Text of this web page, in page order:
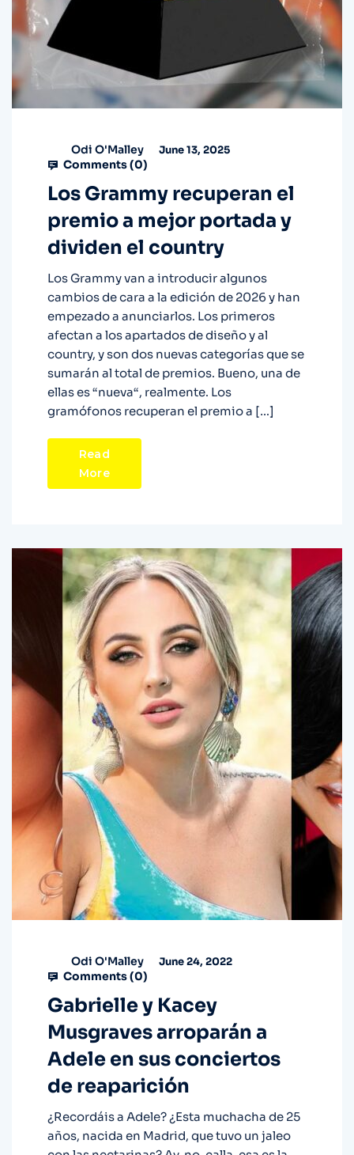
Odi O'Malley June 13, 2025
Comments (0)
Los Grammy recuperan el
premio a mejor portada y
dividen el country
Los Grammy van a introducir algunos
cambios de cara a la edición de 2026 y han
empezado a anunciarlos. Los primeros
afectan a los apartados de diseño y al
country, y son dos nuevas categorías que se
sumarán al total de premios. Bueno, una de
ellas es “nueva“, realmente. Los
gramófonos recuperan el premio a […]
Read
More
Odi O'Malley June 24, 2022
Comments (0)
Gabrielle y Kacey
Musgraves arroparán a
Adele en sus conciertos
de reaparición
¿Recordáis a Adele? ¿Esta muchacha de 25
años, nacida en Madrid, que tuvo un jaleo